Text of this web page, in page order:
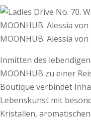
MOONHUB. Alessia
Inmitten des
MOONHUB zu einer
Boutique verbindet
Lebenskunst mit
Kristallen,